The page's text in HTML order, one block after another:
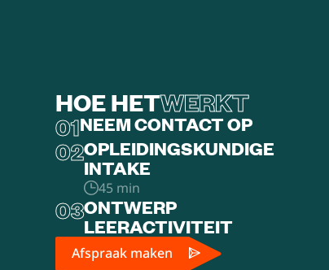
HOE HETWERKT
01NEEM CONTACT OP
02OPLEIDINGSKUNDIGE
INTAKE
45 min
03ONTWERP
LEERACTIVITEIT
Afspraak maken